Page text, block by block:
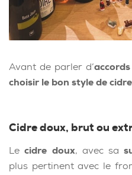
Avant de parler d’
choisir le bon style de cidre
Cidre doux, brut ou
Lecidre doux, avec sa
plus pertinent avec le